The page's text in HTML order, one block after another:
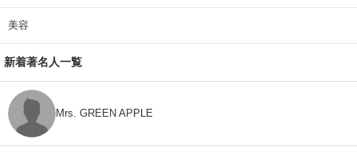
美容
新着著名人一覧
Mrs. GREEN APPLE